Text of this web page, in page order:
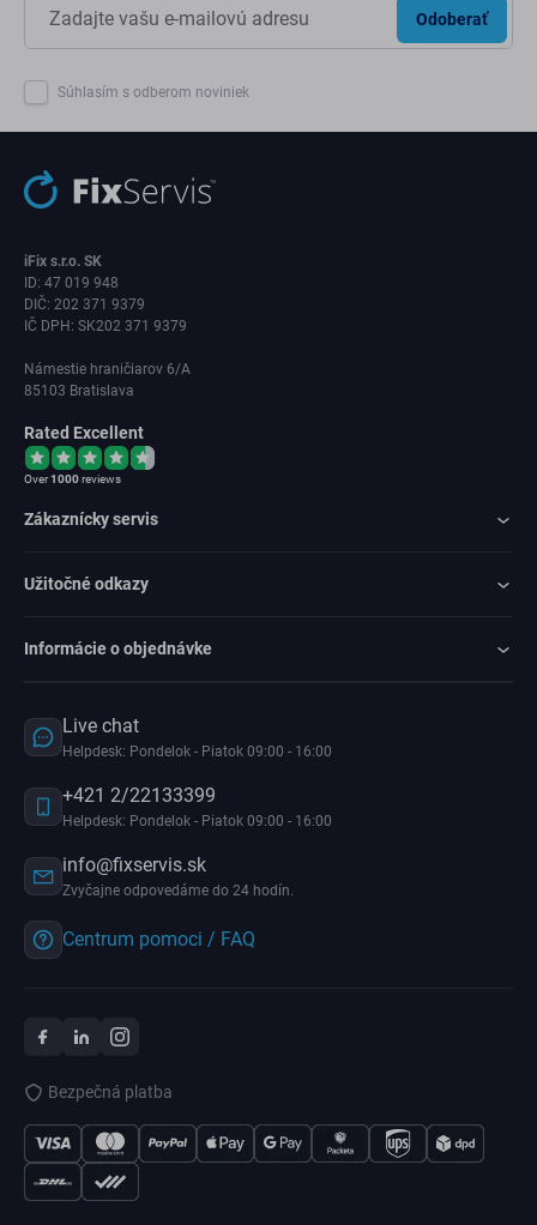
Odoberať
Súhlasím s odberom noviniek
iFix s.r.o. SK
ID: 47 019 948
DIČ: 202 371 9379
IČ DPH: SK202 371 9379
Námestie hraničiarov 6/A
85103 Bratislava
Rated Excellent
Over1000reviews
Zákaznícky servis
Užitočné odkazy
Informácie o objednávke
Live chat
Helpdesk: Pondelok - Piatok 09:00 - 16:00
+421 2/22133399
Helpdesk: Pondelok - Piatok 09:00 - 16:00
info@fixservis.sk
Zvyčajne odpovedáme do 24 hodín.
Centrum pomoci / FAQ
Bezpečná platba